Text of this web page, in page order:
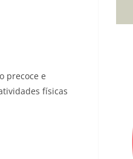
precoce e
físicas